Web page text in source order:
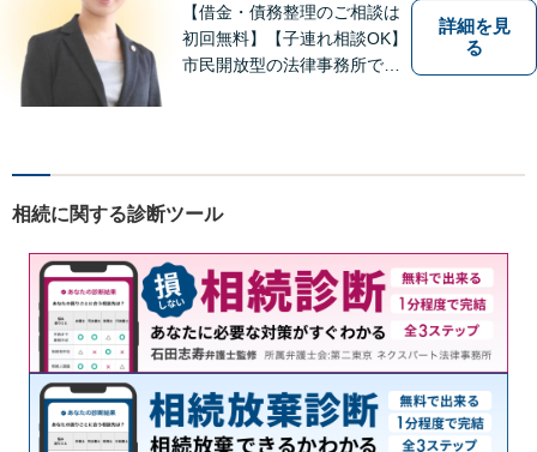
【借金・債務整理のご相談は
初回無料】【子連れ相談OK】
市民開放型の法律事務所で
ください。
詳細を見
る
相続に関する診断ツール